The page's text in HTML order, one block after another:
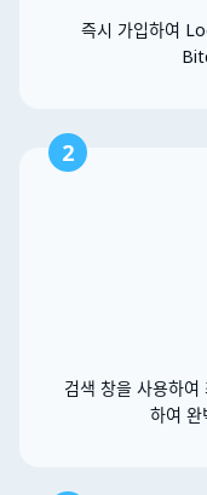
즉시 가입하여
2
검색 창을 사용하
하여 완